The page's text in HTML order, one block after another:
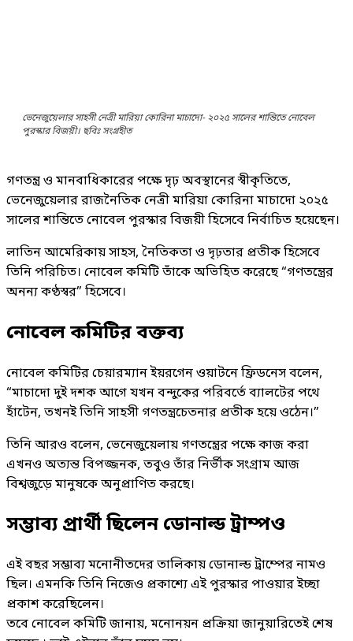
ভেনেজুয়েলার সাহসী নেত্রী মারিয়া কোরিনা মাচাদো- ২০২৫ সালের শান্তিতে নোবেল
পুরস্কার বিজয়ী। ছবিঃ সংগ্রহীত
গণতন্ত্র ও মানবাধিকারের পক্ষে দৃঢ় অবস্থানের স্বীকৃতিতে,
ভেনেজুয়েলার রাজনৈতিক নেত্রী মারিয়া কোরিনা মাচাদো ২০২৫
সালের শান্তিতে নোবেল পুরস্কার বিজয়ী হিসেবে নির্বাচিত হয়েছেন।
লাতিন আমেরিকায় সাহস, নৈতিকতা ও দৃঢ়তার প্রতীক হিসেবে
তিনি পরিচিত। নোবেল কমিটি তাঁকে অভিহিত করেছে “গণতন্ত্রের
অনন্য কণ্ঠস্বর” হিসেবে।
নোবেল কমিটির বক্তব্য
নোবেল কমিটির চেয়ারম্যান ইয়রগেন ওয়াটনে ফ্রিডনেস বলেন,
“মাচাদো দুই দশক আগে যখন বন্দুকের পরিবর্তে ব্যালটের পথে
হাঁটেন, তখনই তিনি সাহসী গণতন্ত্রচেতনার প্রতীক হয়ে ওঠেন।”
তিনি আরও বলেন, ভেনেজুয়েলায় গণতন্ত্রের পক্ষে কাজ করা
এখনও অত্যন্ত বিপজ্জনক, তবুও তাঁর নির্ভীক সংগ্রাম আজ
বিশ্বজুড়ে মানুষকে অনুপ্রাণিত করছে।
সম্ভাব্য প্রার্থী ছিলেন ডোনাল্ড ট্রাম্পও
এই বছর সম্ভাব্য মনোনীতদের তালিকায় ডোনাল্ড ট্রাম্পের নামও
ছিল। এমনকি তিনি নিজেও প্রকাশ্যে এই পুরস্কার পাওয়ার ইচ্ছা
প্রকাশ করেছিলেন।
তবে নোবেল কমিটি জানায়, মনোনয়ন প্রক্রিয়া জানুয়ারিতেই শেষ